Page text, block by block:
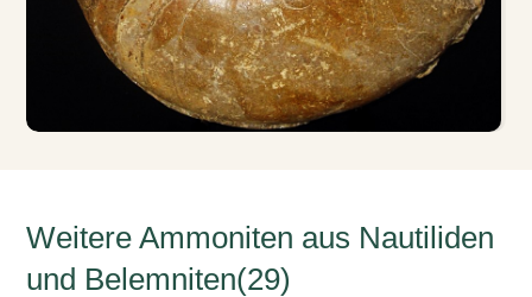
Weitere Ammoniten aus Nautiliden
und Belemniten(29)